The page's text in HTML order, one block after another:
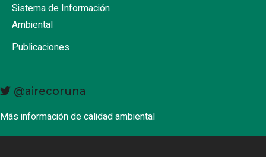
Sistema de Información
Ambiental
Publicaciones
@airecoruna
Más información de calidad ambiental